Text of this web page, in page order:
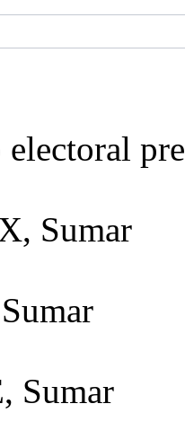
electoral
Sumar
Sumar